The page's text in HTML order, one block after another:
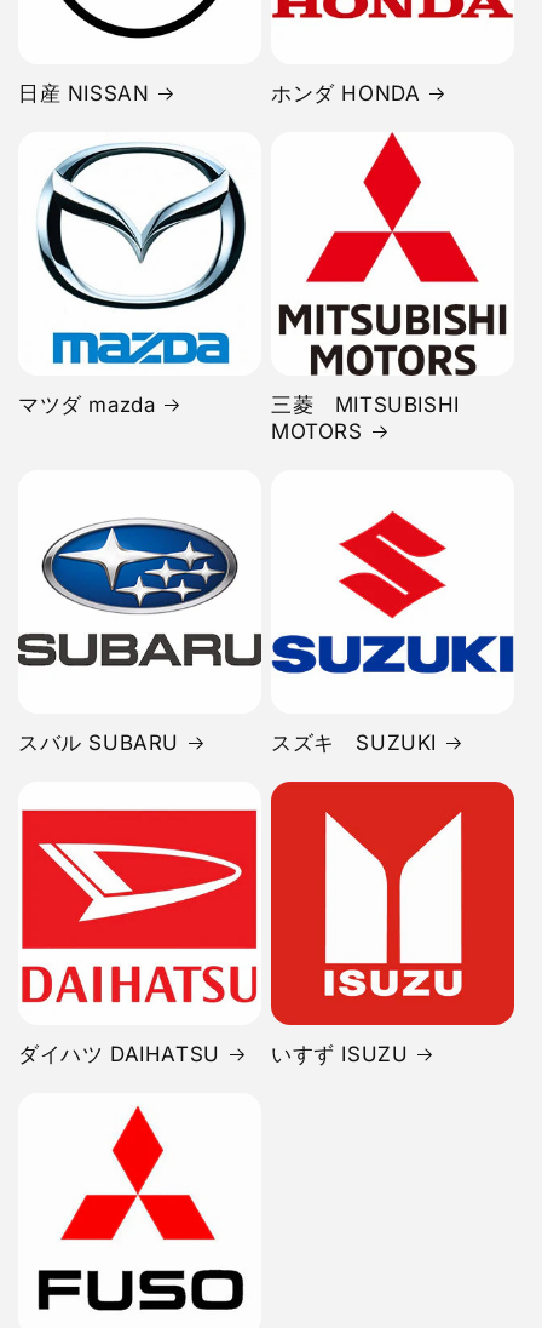
日産 NISSAN ホンダ HONDA
マツダ mazda
三菱 MITSUBISHI
MOTORS
スバル SUBARU スズキ SUZUKI
ダイハツ DAIHATSU いすず ISUZU